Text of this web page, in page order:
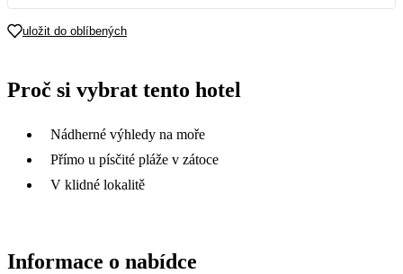
19 20
uložit do oblíbených
Proč si vybrat tento hotel
Nádherné výhledy na moře
Přímo u písčité pláže v zátoce
V klidné lokalitě
Informace o nabídce